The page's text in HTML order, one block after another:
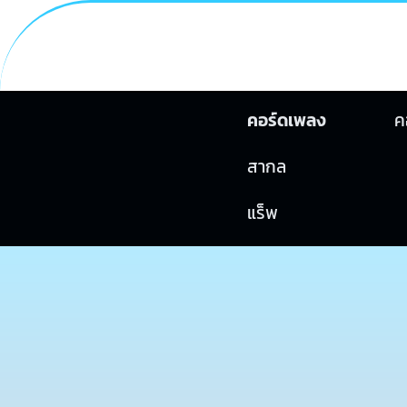
คอร์ดเพลง
สากล
แร็พ